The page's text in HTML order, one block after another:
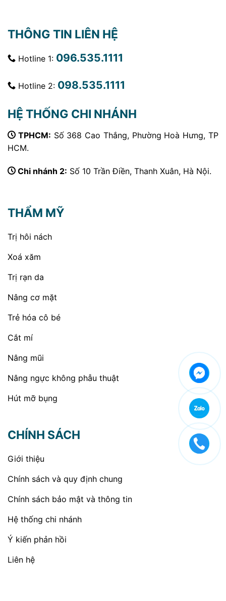
THÔNG TIN LIÊN HỆ
Hotline 1: 096.535.1111
Hotline 2: 098.535.1111
HỆ THỐNG CHI NHÁNH
TPHCM: Số 368 Cao Thắng, Phường Hoà Hưng, TP
HCM.
Chi nhánh 2: Số 10 Trần Điền, Thanh Xuân, Hà Nội.
THẨM MỸ
Trị hôi nách
Xoá xăm
Trị rạn da
Nâng cơ mặt
Trẻ hóa cô bé
Cắt mí
Nâng mũi
Nâng ngực không phẫu thuật
Hút mỡ bụng
CHÍNH SÁCH
Giới thiệu
Chính sách và quy định chung
Chính sách bảo mật và thông tin
Hệ thống chi nhánh
Ý kiến phản hồi
Liên hệ